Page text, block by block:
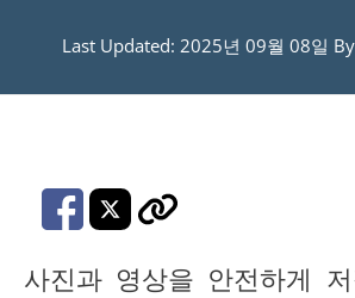
Last Updated: 2025년 09월 08일 By
사진과 영상을 안전하게